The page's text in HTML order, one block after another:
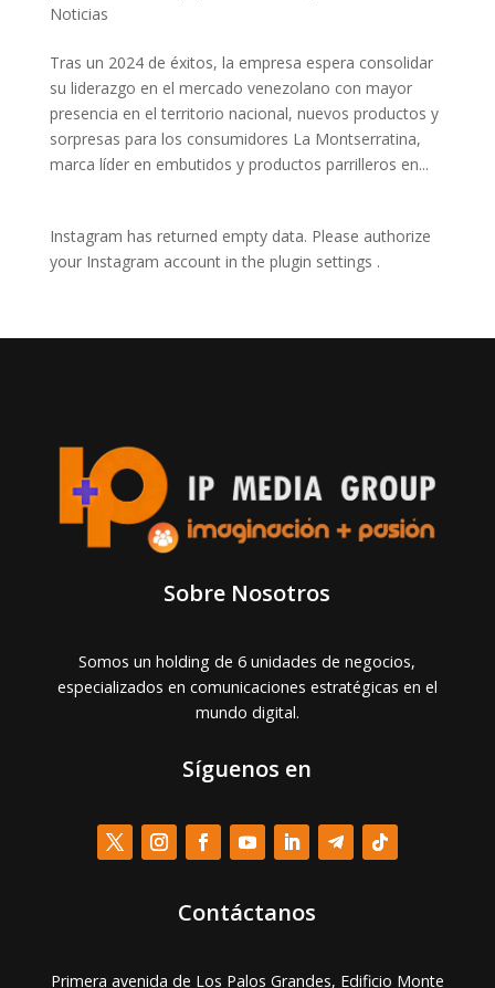
Noticias
Tras un 2024 de éxitos, la empresa espera consolidar
su liderazgo en el mercado venezolano con mayor
presencia en el territorio nacional, nuevos productos y
sorpresas para los consumidores La Montserratina,
marca líder en embutidos y productos parrilleros en...
Instagram has returned empty data. Please authorize
your Instagram account in the plugin settings .
Sobre Nosotros
Somos un holding de 6 unidades de negocios,
especializados en comunicaciones estratégicas en el
mundo digital.
Síguenos en
Contáctanos
Primera avenida de Los Palos Grandes, Edificio Monte